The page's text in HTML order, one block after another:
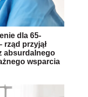
dla 65-
rząd przyjął
absurdalnego
wsparcia